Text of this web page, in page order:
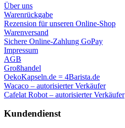
Über uns
Warenrückgabe
Rezension für unseren Online-Shop
Warenversand
Sichere Online-Zahlung GoPay
Impressum
AGB
Großhandel
OekoKapseln.de = 4Barista.de
Wacaco – autorisierter Verkäufer
Cafelat Robot – autorisierter Verkäufer
Kundendienst